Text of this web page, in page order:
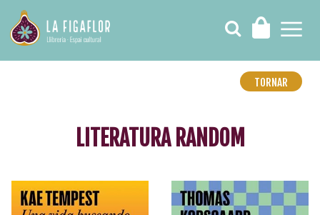
TORNAR
LITERATURA RANDOM